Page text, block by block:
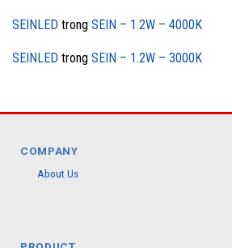
SEINLED trong SEIN – 1.2W – 4000K
SEINLED trong SEIN – 1.2W – 3000K
COMPANY
About Us